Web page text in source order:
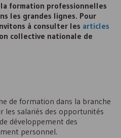
formation professionnelles
les grandes lignes. Pour
à consulter les articles
collective nationale de
de formation dans la branche
les salariés des opportunités
développement des
personnel.